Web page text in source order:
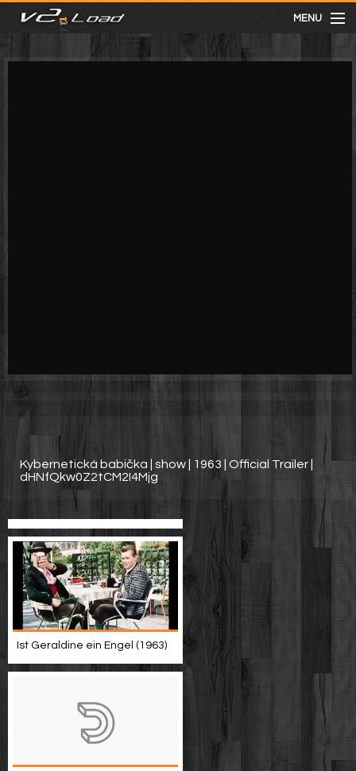
MENU
meist gesehen
Kybernetická babička | show | 1963 | Official Trailer |
dHNfQkw0Z2tCM2I4Mjg
Ist Geraldine ein Engel (1963)